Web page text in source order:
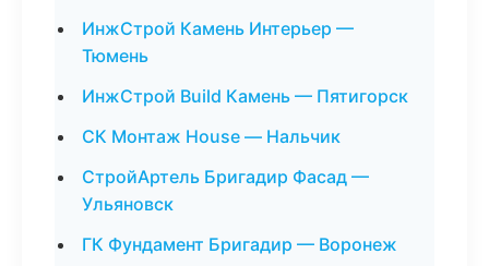
ИнжСтрой Камень Интерьер —
Тюмень
ИнжСтрой Build Камень — Пятигорск
СК Монтаж House — Нальчик
СтройАртель Бригадир Фасад —
Ульяновск
ГК Фундамент Бригадир — Воронеж